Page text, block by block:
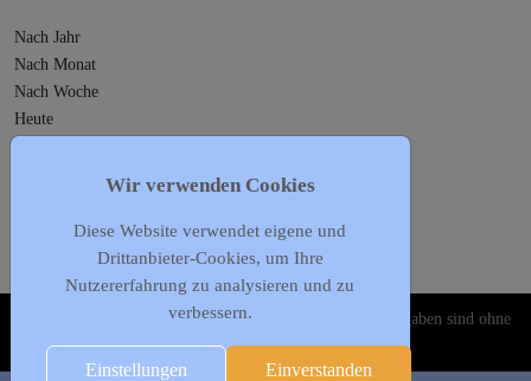
Nach Jahr
Nach Monat
Nach Woche
Heute
Sonntag, 22. Januar 2023
Es wurden keine Events gefunden
Copyright © 2020-2026 DJK Gillrath 1911 e. V. Alle Angaben sind ohne
Gewähr!
Wir verwenden Cookies
Diese Website verwendet eigene und
Drittanbieter-Cookies, um Ihre
Nutzererfahrung zu analysieren und zu
verbessern.
Einstellungen Einverstanden